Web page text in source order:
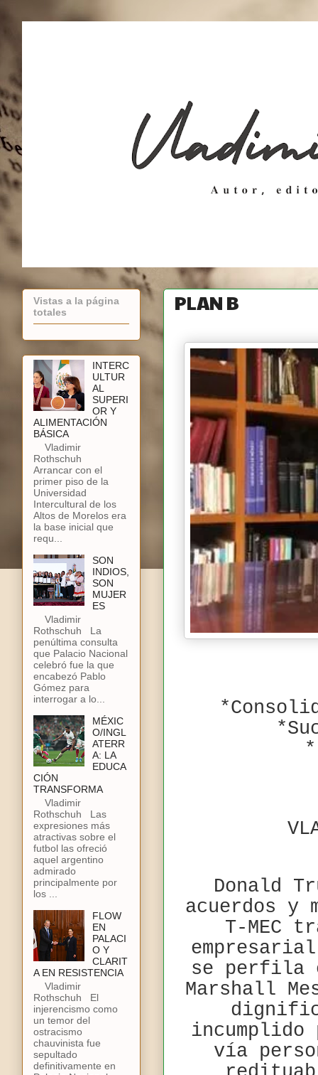
PLAN B
Donald
acuerdos y
T-MEC
se perfila
Marshall
incumplido
vía
Vistas a la página
totales
INTERC
ULTUR
AL
SUPERI
OR Y
ALIMENTACIÓN
BÁSICA
Vladimir
Rothschuh
Arrancar con el
primer piso de la
Universidad
Intercultural de los
Altos de Morelos era
la base inicial que
requ...
SON
INDIOS,
SON
MUJER
ES
Vladimir
Rothschuh La
penúltima consulta
que Palacio Nacional
celebró fue la que
encabezó Pablo
Gómez para
interrogar a lo...
MÉXIC
O/INGL
ATERR
A: LA
EDUCA
CIÓN
TRANSFORMA
Vladimir
Rothschuh Las
expresiones más
atractivas sobre el
futbol las ofreció
aquel argentino
admirado
principalmente por
los ...
FLOW
EN
PALACI
O Y
CLARIT
A EN RESISTENCIA
Vladimir
Rothschuh El
injerencismo como
un temor del
ostracismo
chauvinista fue
sepultado
definitivamente en